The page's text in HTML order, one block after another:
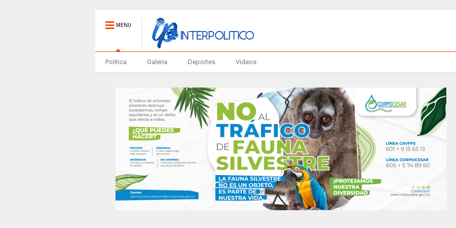
MENU
Politica Galeria Deportes Videos